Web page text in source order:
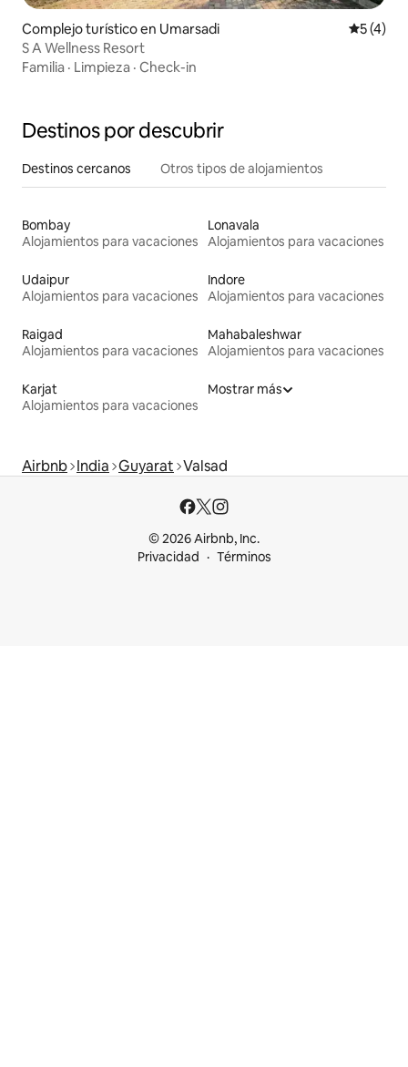
Complejo turístico en Umarsadi
5 (4)
S A Wellness Resort
Familia · Limpieza · Check-in
Destinos por descubrir
Destinos cercanos Otros tipos de alojamientos
Bombay
Alojamientos para vacaciones
Lonavala
Alojamientos para vacaciones
Udaipur
Alojamientos para vacaciones
Indore
Alojamientos para vacaciones
Raigad
Alojamientos para vacaciones
Mahabaleshwar
Alojamientos para vacaciones
Karjat
Alojamientos para vacaciones
Mostrar más
Airbnb India Guyarat Valsad
© 2026 Airbnb, Inc.
Privacidad
Términos